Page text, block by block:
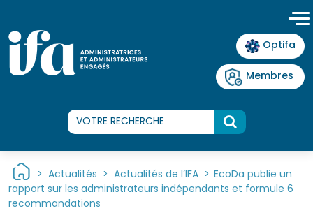
Optifa
Membres
> Actualités > Actualités de l’IFA > EcoDa publie un
rapport sur les administrateurs indépendants et formule 6
recommandations